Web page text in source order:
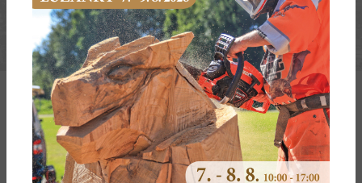
Střednědobý výhled rozpočtu města Bystřice nad
Pernštejnem na rok 2025 - 2027
Střednědobý výhled rozpočtu města Bystřice nad
Pernštejnem na rok 2023 - 2025
Střednědobý výhled rozpočtu města Bystřice nad
Pernštejnem na rok 2021 - 2023
Střednědobý výhled rozpočtu města Bystřice nad
Pernštejnem na rok 2019 - 2021